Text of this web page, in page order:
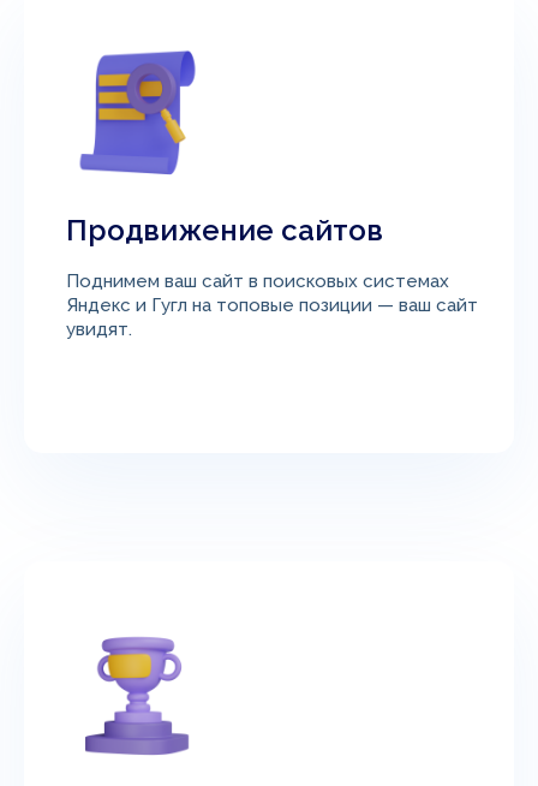
Продвижение сайтов
Поднимем ваш сайт в поисковых системах
Яндекс и Гугл на топовые позиции — ваш сайт
увидят.